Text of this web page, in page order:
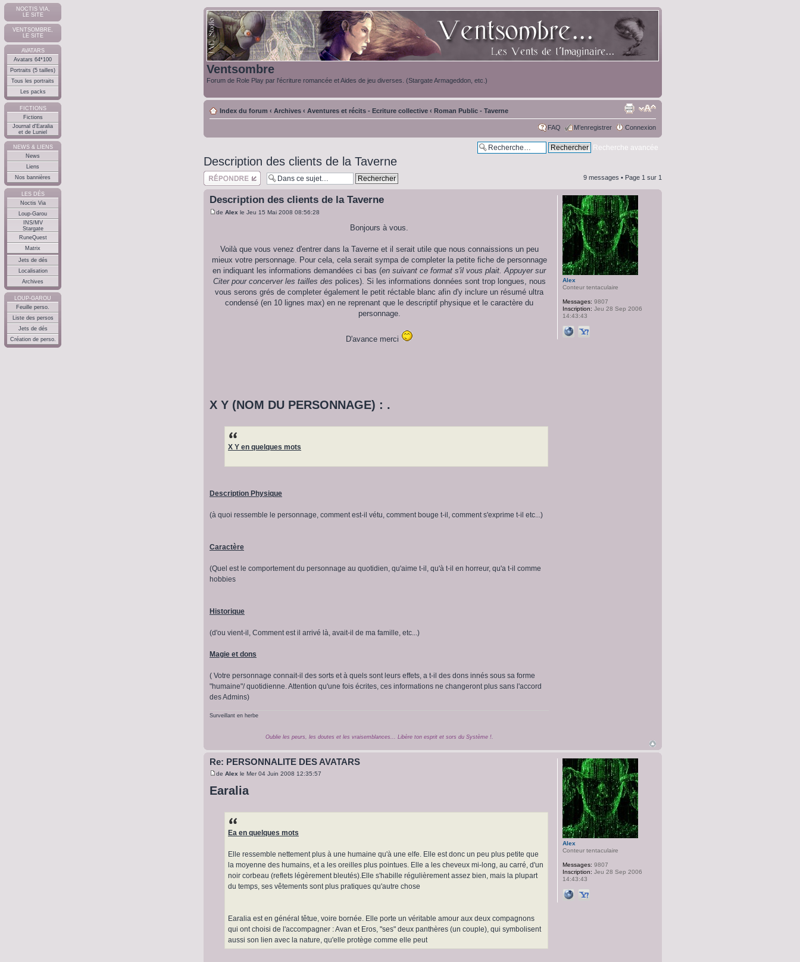
NOCTIS VIA,
LE SITE
VENTSOMBRE,
LE SITE
AVATARS
Avatars 64*100
Portraits (5 tailles)
Tous les portraits
Les packs
FICTIONS
Fictions
Journal d'Earalia
et de Luniel
NEWS & LIENS
News
Liens
Nos bannières
LES DÉS
Noctis Via
Loup-Garou
INS/MV
Stargate
RuneQuest
Matrix
Jets de dés
Localisation
Archives
LOUP-GAROU
Feuille perso.
Liste des persos
Jets de dés
Création de perso.
Ventsombre
Forum de Role Play par l'écriture romancée et Aides de jeu diverses. (Stargate Armageddon, etc.)
Index du forum ‹ Archives ‹ Aventures et récits - Ecriture collective ‹ Roman Public - Taverne
FAQ M’enregistrer Connexion
Recherche avancée
Description des clients de la Taverne
Répondre 9 messages • Page 1 sur 1
Description des clients de la Taverne
de Alex le Jeu 15 Mai 2008 08:56:28
Bonjours à vous.
Voilà que vous venez d'entrer dans la Taverne et il serait utile que nous connaissions un peu
mieux votre personnage. Pour cela, cela serait sympa de completer la petite fiche de personnage
en indiquant les informations demandées ci bas (en suivant ce format s'il vous plait. Appuyer sur
Citer pour concerver les tailles des polices). Si les informations données sont trop longues, nous
vous serons grés de completer également le petit réctable blanc afin d'y inclure un résumé ultra
condensé (en 10 lignes max) en ne reprenant que le descriptif physique et le caractère du
personnage.
D'avance merci
X Y (NOM DU PERSONNAGE) : .
X Y en quelques mots
Description Physique
(à quoi ressemble le personnage, comment est-il vétu, comment bouge t-il, comment s'exprime t-il etc...)
Caractère
(Quel est le comportement du personnage au quotidien, qu'aime t-il, qu'à t-il en horreur, qu'a t-il comme
hobbies
Historique
(d'ou vient-il, Comment est il arrivé là, avait-il de ma famille, etc...)
Magie et dons
( Votre personnage connait-il des sorts et à quels sont leurs effets, a t-il des dons innés sous sa forme
"humaine"/ quotidienne. Attention qu'une fois écrites, ces informations ne changeront plus sans l'accord
des Admins)
Surveillant en herbe
Oublie les peurs, les doutes et les vraisemblances... Libère ton esprit et sors du Système !.
Alex
Conteur tentaculaire
Messages: 9807
Inscription: Jeu 28 Sep 2006
14:43:43
Re: PERSONNALITE DES AVATARS
de Alex le Mer 04 Juin 2008 12:35:57
Earalia
Ea en quelques mots
Elle ressemble nettement plus à une humaine qu'à une elfe. Elle est donc un peu plus petite que
la moyenne des humains, et a les oreilles plus pointues. Elle a les cheveux mi-long, au carré, d'un
noir corbeau (reflets légèrement bleutés).Elle s'habille régulièrement assez bien, mais la plupart
du temps, ses vêtements sont plus pratiques qu'autre chose
Earalia est en général têtue, voire bornée. Elle porte un véritable amour aux deux compagnons
qui ont choisi de l'accompagner : Avan et Eros, "ses" deux panthères (un couple), qui symbolisent
aussi son lien avec la nature, qu'elle protège comme elle peut
Alex
Conteur tentaculaire
Messages: 9807
Inscription: Jeu 28 Sep 2006
14:43:43